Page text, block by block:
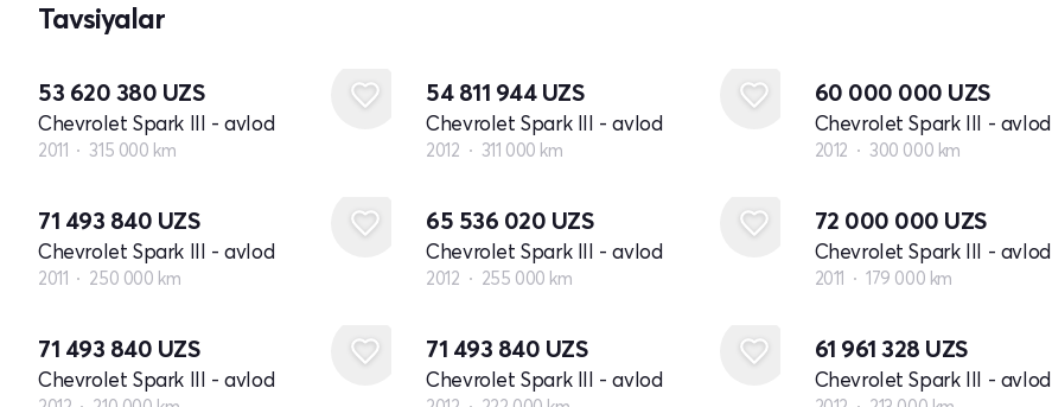
Tavsiyalar
53 620 380 UZS
Chevrolet Spark III - avlod
2011 315 000 km
54 811 944 UZS
Chevrolet Spark III - avlod
2012 311 000 km
60 000 000 UZS
Chevrolet Spark III - avlod
2012 300 000 km
71 493 840 UZS
Chevrolet Spark III - avlod
2011 250 000 km
65 536 020 UZS
Chevrolet Spark III - avlod
2012 255 000 km
72 000 000 UZS
Chevrolet Spark III - avlod
2011 179 000 km
71 493 840 UZS
Chevrolet Spark III - avlod
71 493 840 UZS
Chevrolet Spark III - avlod
61 961 328 UZS
Chevrolet Spark III - avlod